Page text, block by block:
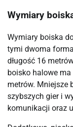
Wymiary
Wymiary boiska
tymi dwoma
długość 16
boisko halowe ma
metrów. Mniejsze
szybszych gier i
komunikacji oraz